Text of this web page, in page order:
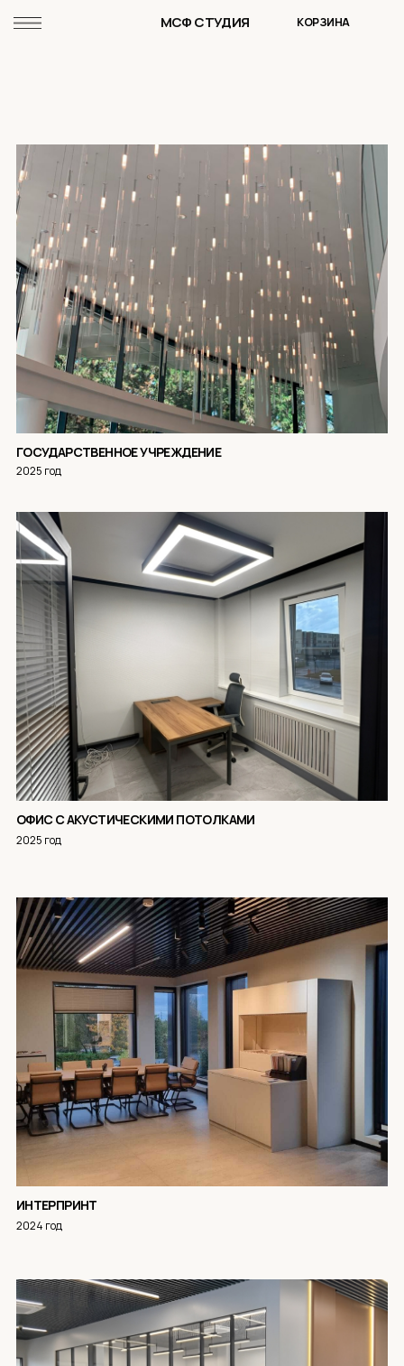
МСФ СТУДИЯ КОРЗИНА
ОФИС С АКУСТИЧЕСКИМИ ПОТОЛКАМИ
2025 год
ГОСУДАРСТВЕННОЕ УЧРЕЖДЕНИЕ
2025 год
ИНТЕРПРИНТ
2024 год